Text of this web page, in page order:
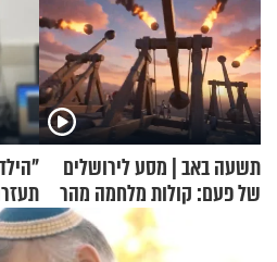
תשעה באב | מסע לירושלים
של פעם: קולות מלחמה מהר
של יובל בן